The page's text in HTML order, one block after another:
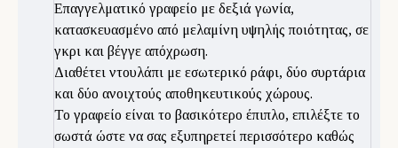
Επαγγελματικό γραφείο με δεξιά γωνία,
κατασκευασμένο από μελαμίνη υψηλής ποιότητας, σε
γκρι και βέγγε απόχρωση.
Διαθέτει ντουλάπι με εσωτερικό ράφι, δύο συρτάρια
και δύο ανοιχτούς αποθηκευτικούς χώρους.
Το γραφείο είναι το βασικότερο έπιπλο, επιλέξτε το
σωστά ώστε να σας εξυπηρετεί περισσότερο καθώς